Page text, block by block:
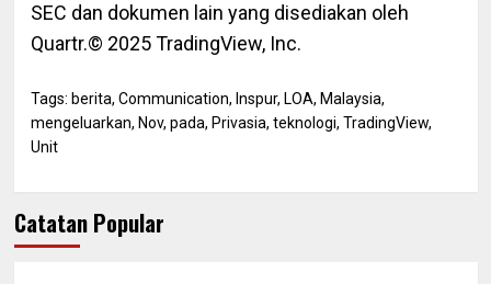
SEC dan dokumen lain yang disediakan oleh
Quartr.© 2025 TradingView, Inc.
Tags: berita, Communication, Inspur, LOA, Malaysia,
mengeluarkan, Nov, pada, Privasia, teknologi, TradingView,
Unit
Catatan Popular